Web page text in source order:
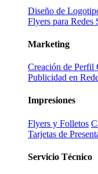
Diseño de
Flyers para Redes
Marketing
Creación de Perfil
Publicidad en
Impresiones
Flyers y Folletos
Tarjetas de
Servicio Técnico